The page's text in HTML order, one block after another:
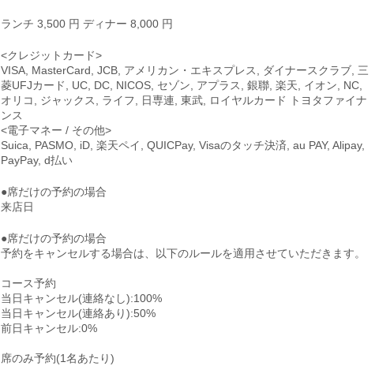
ランチ 3,500 円 ディナー 8,000 円
<クレジットカード>
VISA, MasterCard, JCB, アメリカン・エキスプレス, ダイナースクラブ, 三
菱UFJカード, UC, DC, NICOS, セゾン, アプラス, 銀聯, 楽天, イオン, NC,
オリコ, ジャックス, ライフ, 日専連, 東武, ロイヤルカード トヨタファイナ
ンス
<電子マネー / その他>
Suica, PASMO, iD, 楽天ペイ, QUICPay, Visaのタッチ決済, au PAY, Alipay,
PayPay, d払い
●席だけの予約の場合
来店日
●席だけの予約の場合
予約をキャンセルする場合は、以下のルールを適用させていただきます。
コース予約
当日キャンセル(連絡なし):100%
当日キャンセル(連絡あり):50%
前日キャンセル:0%
席のみ予約(1名あたり)